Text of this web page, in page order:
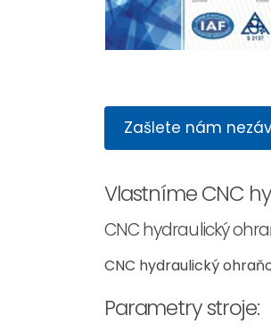
Zašlete nám
Vlastníme CNC
CNC hydraulický
CNC hydraulický
Parametry stroje: